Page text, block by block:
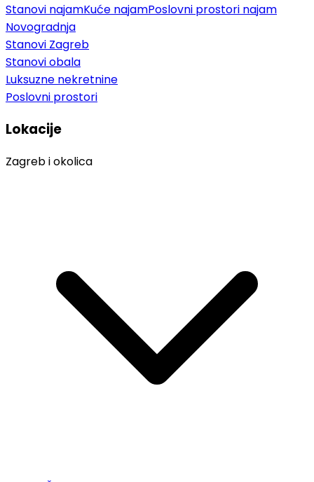
Stanovi najamKuće najamPoslovni prostori najam
Novogradnja
Stanovi Zagreb
Stanovi obala
Luksuzne nekretnine
Poslovni prostori
Lokacije
Zagreb i okolica